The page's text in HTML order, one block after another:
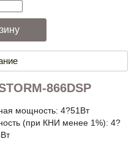
866DSP
мощность: 4?51Вт
(при КНИ менее 1%): 4?